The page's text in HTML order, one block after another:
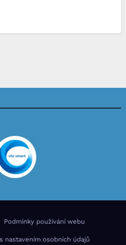
Podmínky používání webu
nastavením osobních údajů